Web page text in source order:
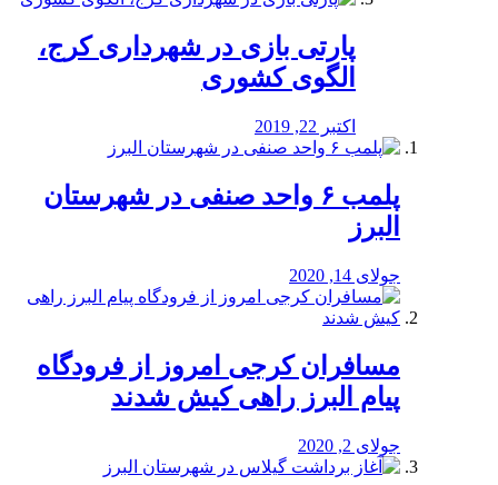
پارتی بازی در شهرداری کرج،
الگوی کشوری
اکتبر 22, 2019
پلمب ۶ واحد صنفی در شهرستان
البرز
جولای 14, 2020
مسافران کرجی امروز از فرودگاه
پیام البرز راهی کیش شدند
جولای 2, 2020